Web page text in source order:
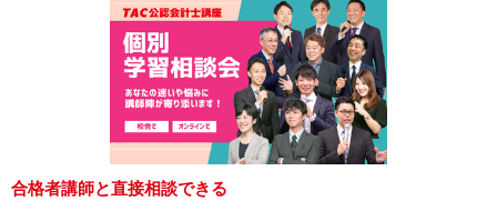
合格者講師と直接相談できる